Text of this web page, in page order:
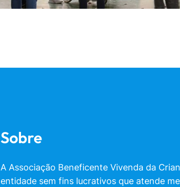
Sobre
A Associação Beneficente Vivenda da
entidade sem fins lucrativos que atende